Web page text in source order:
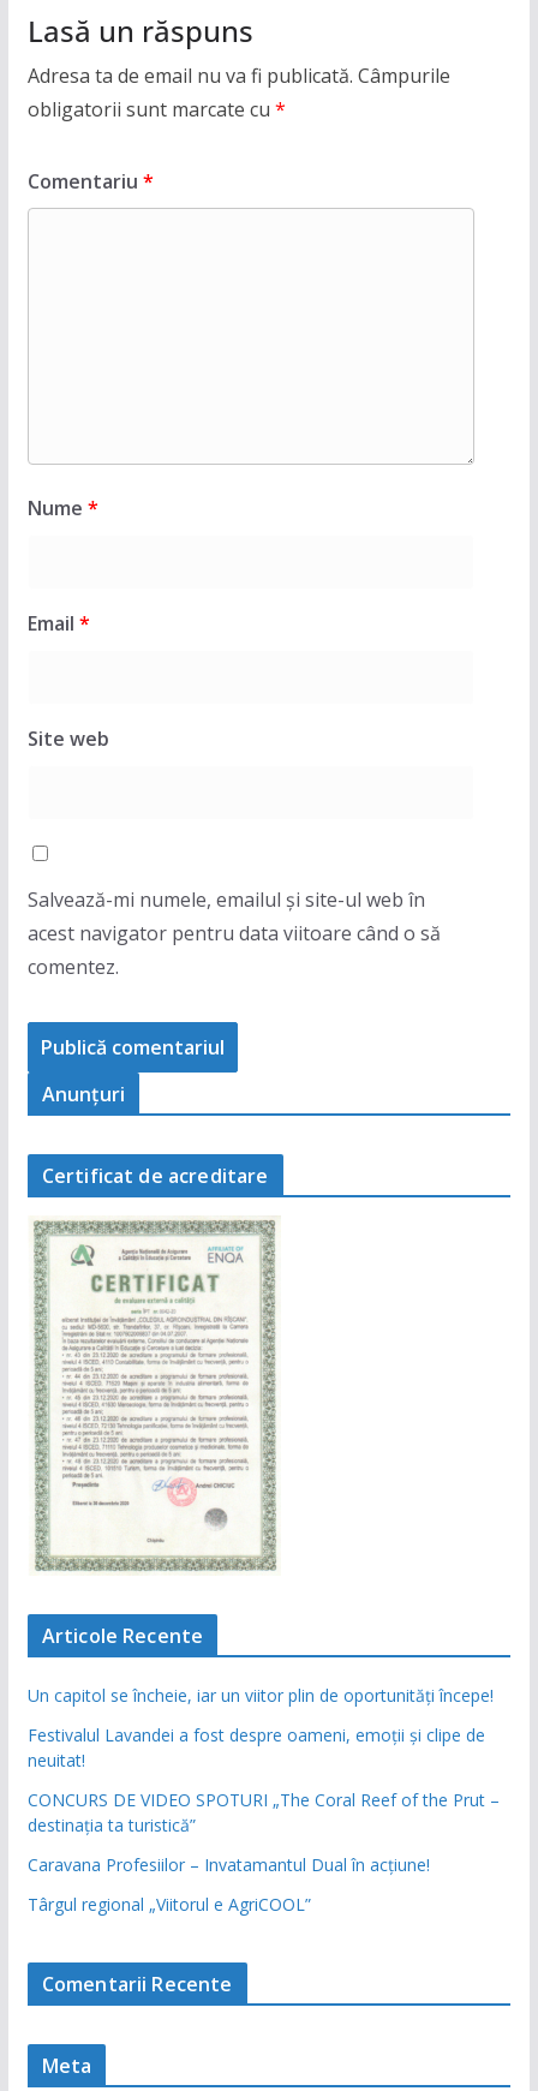
Lasă un răspuns
Adresa ta de email nu va fi publicată. Câmpurile
obligatorii sunt marcate cu *
Comentariu *
Nume *
Email *
Site web
Salvează-mi numele, emailul și site-ul web în
acest navigator pentru data viitoare când o să
comentez.
Anunţuri
Certificat de acreditare
Articole Recente
Un capitol se încheie, iar un viitor plin de oportunități începe!
Festivalul Lavandei a fost despre oameni, emoții și clipe de
neuitat!
CONCURS DE VIDEO SPOTURI „The Coral Reef of the Prut –
destinația ta turistică”
Caravana Profesiilor – Invatamantul Dual în acțiune!
Târgul regional „Viitorul e AgriCOOL”
Comentarii Recente
Meta